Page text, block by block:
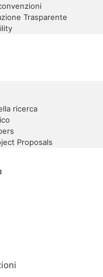
Trasparente
ricerca
Proposals